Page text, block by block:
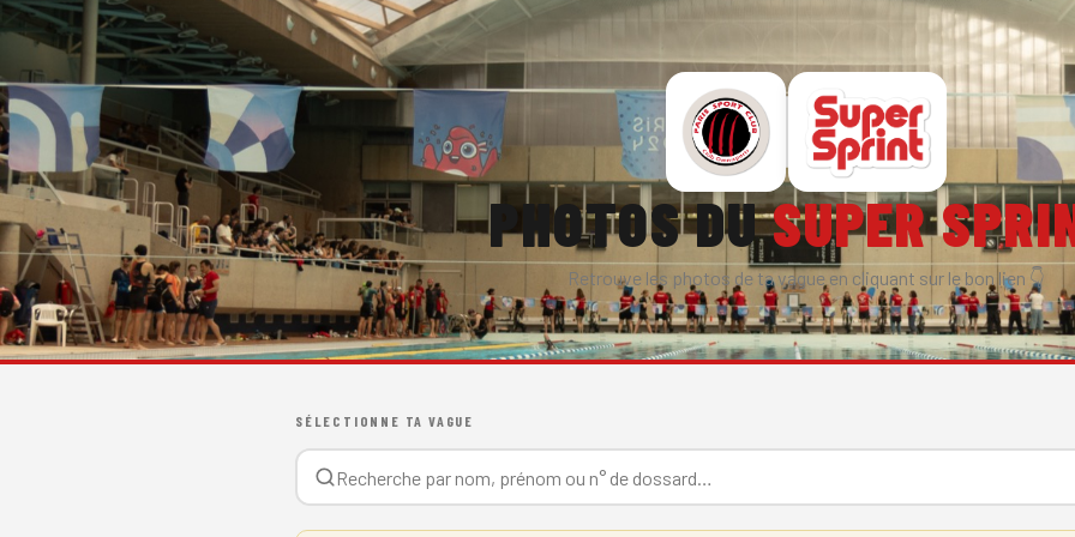
PHOTOS DUSUPER
Retrouve les photos de ta vague en cliquant sur le bon lien 👇
SÉLECTIONNE TA VAGUE